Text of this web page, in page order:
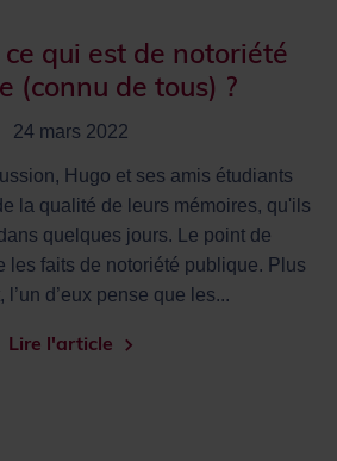
qui est de notoriété
(connu de tous) ?
24 mars 2022
Hugo et ses amis étudiants
la qualité de leurs mémoires, qu'ils
quelques jours. Le point de
les faits de notoriété publique. Plus
l’un d’eux pense que les...
Lire l'article